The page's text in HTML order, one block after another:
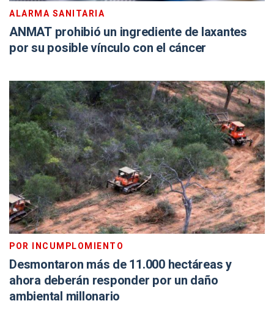
ALARMA SANITARIA
ANMAT prohibió un ingrediente de laxantes
por su posible vínculo con el cáncer
POR INCUMPLOMIENTO
Desmontaron más de 11.000 hectáreas y
ahora deberán responder por un daño
ambiental millonario